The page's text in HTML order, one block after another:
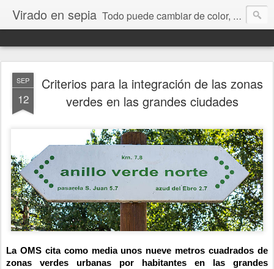
Virado en sepia Todo puede cambiar de color, depende de nosotros y de nuestra capacidad para aprender a mirar. Hablamos de sociedad, economía, empresa, política, RRHH, formación. De Historia reciente, de educación y de temas sociales.
SEP
12
Criterios para la integración de las zonas
verdes en las grandes ciudades
La OMS cita como media unos nueve metros cuadrados de
zonas verdes urbanas por habitantes en las grandes